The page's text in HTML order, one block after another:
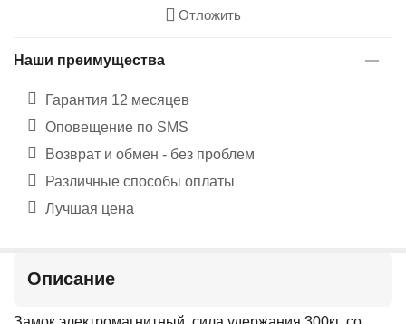
Отложить
Наши преимущества
Гарантия 12 месяцев
Оповещение по SMS
Возврат и обмен - без проблем
Различные способы оплаты
Лучшая цена
Описание